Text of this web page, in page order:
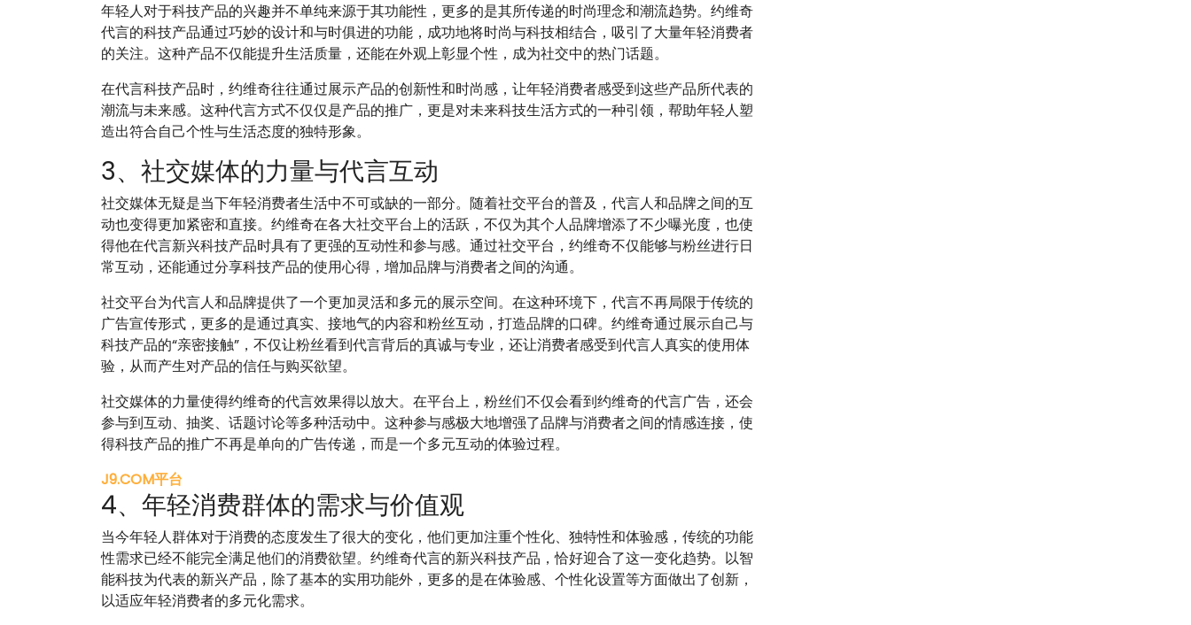
年轻人对于科技产品的兴趣并不单纯来源于其功能性，更多的是其所传递的时尚理念和潮流趋势。约维奇
代言的科技产品通过巧妙的设计和与时俱进的功能，成功地将时尚与科技相结合，吸引了大量年轻消费者
的关注。这种产品不仅能提升生活质量，还能在外观上彰显个性，成为社交中的热门话题。
在代言科技产品时，约维奇往往通过展示产品的创新性和时尚感，让年轻消费者感受到这些产品所代表的
潮流与未来感。这种代言方式不仅仅是产品的推广，更是对未来科技生活方式的一种引领，帮助年轻人塑
造出符合自己个性与生活态度的独特形象。
3、社交媒体的力量与代言互动
社交媒体无疑是当下年轻消费者生活中不可或缺的一部分。随着社交平台的普及，代言人和品牌之间的互
动也变得更加紧密和直接。约维奇在各大社交平台上的活跃，不仅为其个人品牌增添了不少曝光度，也使
得他在代言新兴科技产品时具有了更强的互动性和参与感。通过社交平台，约维奇不仅能够与粉丝进行日
常互动，还能通过分享科技产品的使用心得，增加品牌与消费者之间的沟通。
社交平台为代言人和品牌提供了一个更加灵活和多元的展示空间。在这种环境下，代言不再局限于传统的
广告宣传形式，更多的是通过真实、接地气的内容和粉丝互动，打造品牌的口碑。约维奇通过展示自己与
科技产品的“亲密接触”，不仅让粉丝看到代言背后的真诚与专业，还让消费者感受到代言人真实的使用体
验，从而产生对产品的信任与购买欲望。
社交媒体的力量使得约维奇的代言效果得以放大。在平台上，粉丝们不仅会看到约维奇的代言广告，还会
参与到互动、抽奖、话题讨论等多种活动中。这种参与感极大地增强了品牌与消费者之间的情感连接，使
得科技产品的推广不再是单向的广告传递，而是一个多元互动的体验过程。
J9.COM平台
4、年轻消费群体的需求与价值观
当今年轻人群体对于消费的态度发生了很大的变化，他们更加注重个性化、独特性和体验感，传统的功能
性需求已经不能完全满足他们的消费欲望。约维奇代言的新兴科技产品，恰好迎合了这一变化趋势。以智
能科技为代表的新兴产品，除了基本的实用功能外，更多的是在体验感、个性化设置等方面做出了创新，
以适应年轻消费者的多元化需求。